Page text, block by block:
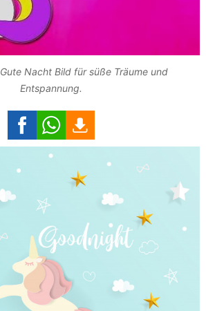
Nacht Bild für süße Träume und
Entspannung.